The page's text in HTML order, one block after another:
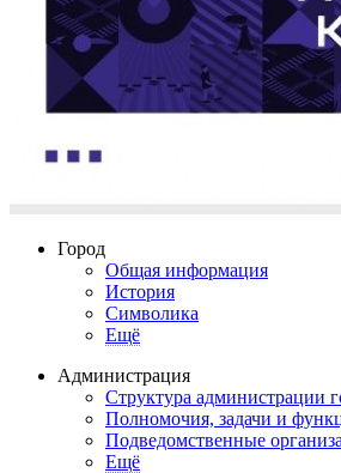
Город
Общая информация
История
Символика
Ещё
Администрация
Структура администрации
Полномочия, задачи и
Подведомственные
Ещё